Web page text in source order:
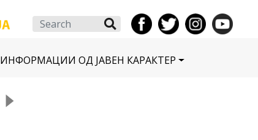
Search
ИНФОРМАЦИИ ОД ЈАВЕН КАРАКТЕР